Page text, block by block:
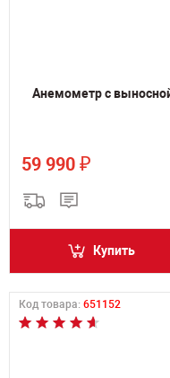
Анемометр с
59 990 ₽
Купить
Код товара: 651152